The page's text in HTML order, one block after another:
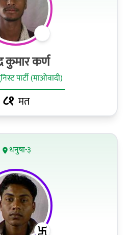
कुमार कर्ण
पार्टी (माओवादी)
८१ मत
धनुषा-३